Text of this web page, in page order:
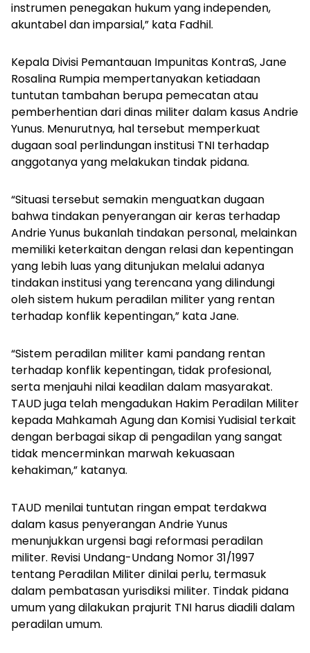
instrumen penegakan hukum yang independen,
akuntabel dan imparsial,” kata Fadhil.
Kepala Divisi Pemantauan Impunitas KontraS, Jane
Rosalina Rumpia mempertanyakan ketiadaan
tuntutan tambahan berupa pemecatan atau
pemberhentian dari dinas militer dalam kasus Andrie
Yunus. Menurutnya, hal tersebut memperkuat
dugaan soal perlindungan institusi TNI terhadap
anggotanya yang melakukan tindak pidana.
“Situasi tersebut semakin menguatkan dugaan
bahwa tindakan penyerangan air keras terhadap
Andrie Yunus bukanlah tindakan personal, melainkan
memiliki keterkaitan dengan relasi dan kepentingan
yang lebih luas yang ditunjukan melalui adanya
tindakan institusi yang terencana yang dilindungi
oleh sistem hukum peradilan militer yang rentan
terhadap konflik kepentingan,” kata Jane.
“Sistem peradilan militer kami pandang rentan
terhadap konflik kepentingan, tidak profesional,
serta menjauhi nilai keadilan dalam masyarakat.
TAUD juga telah mengadukan Hakim Peradilan Militer
kepada Mahkamah Agung dan Komisi Yudisial terkait
dengan berbagai sikap di pengadilan yang sangat
tidak mencerminkan marwah kekuasaan
kehakiman,” katanya.
TAUD menilai tuntutan ringan empat terdakwa
dalam kasus penyerangan Andrie Yunus
menunjukkan urgensi bagi reformasi peradilan
militer. Revisi Undang-Undang Nomor 31/1997
tentang Peradilan Militer dinilai perlu, termasuk
dalam pembatasan yurisdiksi militer. Tindak pidana
umum yang dilakukan prajurit TNI harus diadili dalam
peradilan umum.